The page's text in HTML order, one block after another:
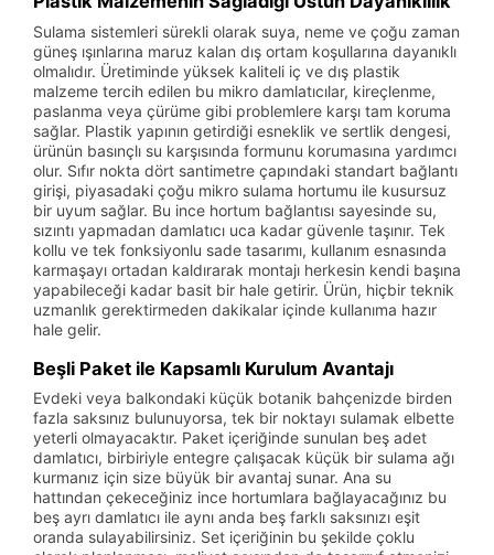
Sulama sistemleri sürekli olarak suya, neme ve çoğu zaman
güneş ışınlarına maruz kalan dış ortam koşullarına dayanıklı
olmalıdır. Üretiminde yüksek kaliteli iç ve dış plastik
malzeme tercih edilen bu mikro damlatıcılar, kireçlenme,
paslanma veya çürüme gibi problemlere karşı tam koruma
sağlar. Plastik yapının getirdiği esneklik ve sertlik dengesi,
ürünün basınçlı su karşısında formunu korumasına yardımcı
olur. Sıfır nokta dört santimetre çapındaki standart bağlantı
girişi, piyasadaki çoğu mikro sulama hortumu ile kusursuz
bir uyum sağlar. Bu ince hortum bağlantısı sayesinde su,
sızıntı yapmadan damlatıcı uca kadar güvenle taşınır. Tek
kollu ve tek fonksiyonlu sade tasarımı, kullanım esnasında
karmaşayı ortadan kaldırarak montajı herkesin kendi başına
yapabileceği kadar basit bir hale getirir. Ürün, hiçbir teknik
uzmanlık gerektirmeden dakikalar içinde kullanıma hazır
hale gelir.
Beşli Paket ile Kapsamlı Kurulum Avantajı
Evdeki veya balkondaki küçük botanik bahçenizde birden
fazla saksınız bulunuyorsa, tek bir noktayı sulamak elbette
yeterli olmayacaktır. Paket içeriğinde sunulan beş adet
damlatıcı, birbiriyle entegre çalışacak küçük bir sulama ağı
kurmanız için size büyük bir avantaj sunar. Ana su
hattından çekeceğiniz ince hortumlara bağlayacağınız bu
beş ayrı damlatıcı ile aynı anda beş farklı saksınızı eşit
oranda sulayabilirsiniz. Set içeriğinin bu şekilde çoklu